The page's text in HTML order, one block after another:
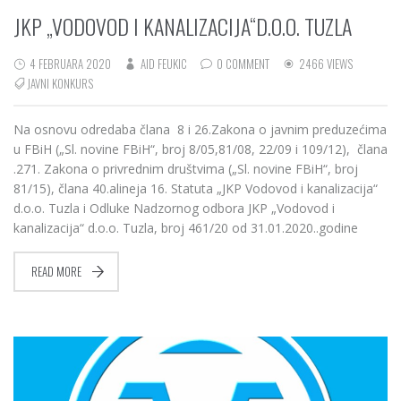
JKP „VODOVOD I KANALIZACIJA“D.O.O. TUZLA
4 FEBRUARA 2020 AID FEUKIC 0 COMMENT
2466 VIEWS
JAVNI KONKURS
Na osnovu odredaba člana 8 i 26.Zakona o javnim preduzećima
u FBiH („Sl. novine FBiH“, broj 8/05,81/08, 22/09 i 109/12), člana
.271. Zakona o privrednim društvima („Sl. novine FBiH“, broj
81/15), člana 40.alineja 16. Statuta „JKP Vodovod i kanalizacija“
d.o.o. Tuzla i Odluke Nadzornog odbora JKP „Vodovod i
kanalizacija“ d.o.o. Tuzla, broj 461/20 od 31.01.2020..godine
READ MORE